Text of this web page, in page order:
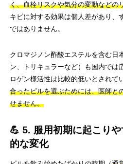
く、血栓リスクや気分の変動などの
キビに対する効果は個人差があり、
ではありません。
クロマジノン酢酸エステルを含む日
ン、トリキュラーなど）も国内では
ロゲン様活性は比較的低いとされて
合ったピルを選ぶためには、医師と
せません。
💪 5. 服用初期に起こり
的な変化